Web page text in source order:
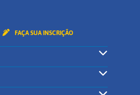
FAÇA SUA INSCRIÇÃO